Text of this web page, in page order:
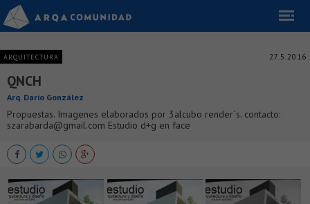
ARQUITECTURA 27.5.2016
QNCH
Arq. Dario González
Propuestas. Imagenes elaborados por 3alcubo render´s. contacto:
szarabarda@gmail.com Estudio d+g en face